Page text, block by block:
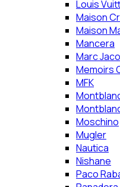
Louis
Maison
Maison
Mancera
Marc
Memoirs
MFK
Moschino
Mugler
Nautica
Nishane
Paco